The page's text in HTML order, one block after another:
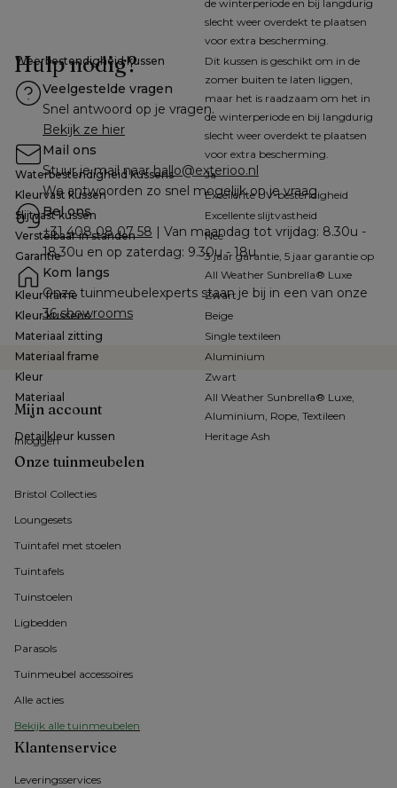
de winterperiode en bij langdurig
slecht weer overdekt te plaatsen
voor extra bescherming.
Weerbestendigheid kussen
Dit kussen is geschikt om in de
zomer buiten te laten liggen,
maar het is raadzaam om het in
de winterperiode en bij langdurig
slecht weer overdekt te plaatsen
voor extra bescherming.
Waterbestendigheid kussens
Ja
Kleurvast kussen
Excellente UV-bestendigheid
Slijtvast kussen
Excellente slijtvastheid
Verstelbaar in standen
Nee
Garantie
3 jaar garantie, 5 jaar garantie op
All Weather Sunbrella® Luxe
Kleur frame
Zwart
Kleur kussens
Beige
Materiaal zitting
Single textileen
Materiaal frame
Aluminium
Kleur
Zwart
Materiaal
All Weather Sunbrella® Luxe,
Aluminium, Rope, Textileen
Detailkleur kussen
Heritage Ash
Hulp nodig?
Veelgestelde vragen
Snel antwoord op je vragen.
Bekijk ze hier
Mail ons
Stuur je mail naar hallo@exterioo.nl
We antwoorden zo snel mogelijk op je vraag.
Bel ons
+31 408 08 07 58 | Van maandag tot vrijdag: 8.30u -
18.30u en op zaterdag: 9.30u - 18u
Kom langs
36 showrooms
Onze tuinmeubelen
Bristol Collecties
Loungesets
Tuintafel met stoelen
Tuintafels
Tuinstoelen
Ligbedden
Parasols
Tuinmeubel accessoires
Alle acties
Bekijk alle tuinmeubelen
Klantenservice
Leveringsservices
Mijn account
Inloggen